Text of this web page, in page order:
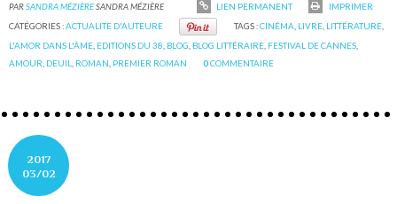
PARSANDRA MÉZIÈRESANDRA MÉZIÈRE LIEN PERMANENT
IMPRIMER
CATÉGORIES :ACTUALITE D'AUTEURE TAGS :CINÉMA LIVRE, LITTÉRATURE,
L'AMOR DANS L'ÂME EDITIONS DU 38 BLOG BLOG LITTÉRAIRE FESTIVAL DE CANNES
AMOUR DEUIL ROMAN PREMIER ROMAN 0COMMENTAIRE
2017
03/02